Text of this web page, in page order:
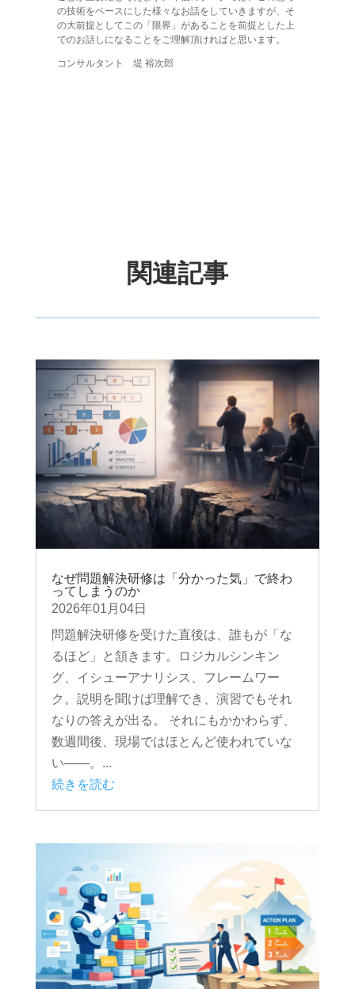
の技術をベースにした様々なお話をしていきますが、そ
の大前提としてこの「限界」があることを前提とした上
でのお話しになることをご理解頂ければと思います。
コンサルタント 堤 裕次郎
関連記事
なぜ問題解決研修は「分かった気」で終わ
ってしまうのか
2026年01月04日
問題解決研修を受けた直後は、誰もが「な
るほど」と頷きます。ロジカルシンキン
グ、イシューアナリシス、フレームワー
ク。説明を聞けば理解でき、演習でもそれ
なりの答えが出る。 それにもかかわらず、
数週間後、現場ではほとんど使われていな
い――。...
続きを読む